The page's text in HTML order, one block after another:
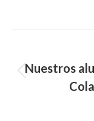
Nuestros